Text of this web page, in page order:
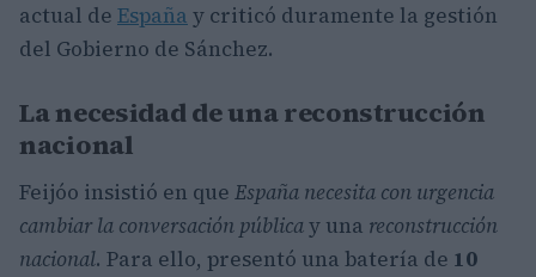
actual de España y criticó duramente la gestión
del Gobierno de Sánchez.
La necesidad de una reconstrucción
nacional
Feijóo insistió en que España necesita con urgencia
cambiar la conversación públicay una reconstrucción
nacional. Para ello, presentó una batería de 10